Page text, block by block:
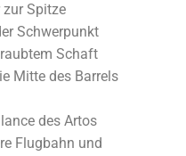
Spitze
Schwerpunkt
Schaft
Mitte des Barrels
des Artos
Flugbahn und